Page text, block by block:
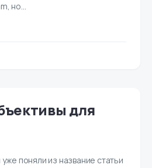
но…
для
поняли из название статьи